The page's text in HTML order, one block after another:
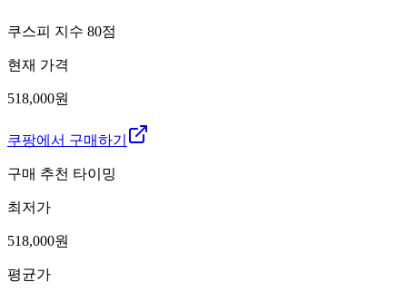
쿠스피 지수 80점
현재 가격
518,000원
쿠팡에서 구매하기
구매 추천 타이밍
최저가
518,000원
평균가